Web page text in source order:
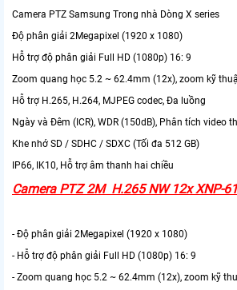
Camera PTZ Samsung Trong nhà Dòng X series
Độ phân giải 2Megapixel (1920 x 1080)
Hỗ trợ độ phân giải Full HD (1080p) 16: 9
Zoom quang học 5.2 ~ 62.4mm (12x), zoom kỹ
Hỗ trợ H.265, H.264, MJPEG codec, Đa luồng
Ngày và Đêm (ICR), WDR (150dB), Phân tích video
Khe nhớ SD / SDHC / SDXC (Tối đa 512 GB)
IP66, IK10, Hỗ trợ âm thanh hai chiều
Camera PTZ 2M H.265 NW 12x XNP-
- Độ phân giải 2Megapixel (1920 x 1080)
- Hỗ trợ độ phân giải Full HD (1080p) 16: 9
- Zoom quang học 5.2 ~ 62.4mm (12x), zoom kỹ